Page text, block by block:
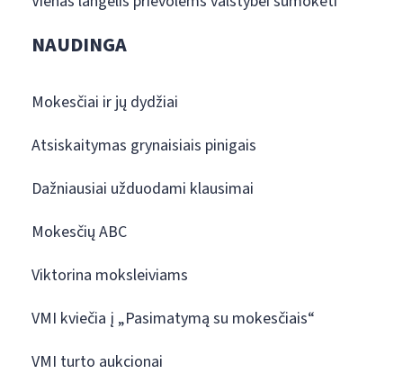
NAUDINGA
Mokesčiai ir jų dydžiai
Atsiskaitymas grynaisiais pinigais
Dažniausiai užduodami klausimai
Mokesčių ABC
Viktorina moksleiviams
VMI kviečia į „Pasimatymą su mokesčiais“
VMI turto aukcionai